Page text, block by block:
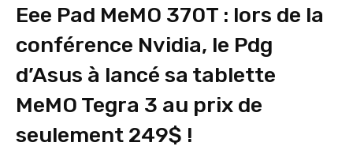
Eee Pad MeMO 370T : lors de la
conférence Nvidia, le Pdg
d’Asus à lancé sa tablette
MeMO Tegra 3 au prix de
seulement 249$ !